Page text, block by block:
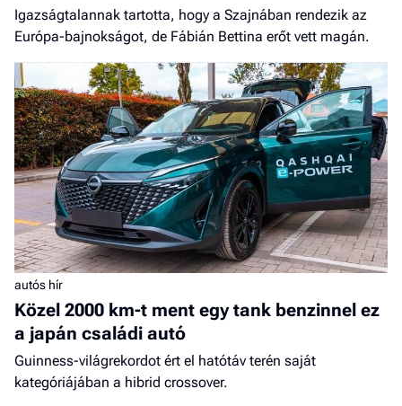
Igazságtalannak tartotta, hogy a Szajnában rendezik az
Európa-bajnokságot, de Fábián Bettina erőt vett magán.
autós hír
Közel 2000 km-t ment egy tank benzinnel ez
a japán családi autó
Guinness-világrekordot ért el hatótáv terén saját
kategóriájában a hibrid crossover.